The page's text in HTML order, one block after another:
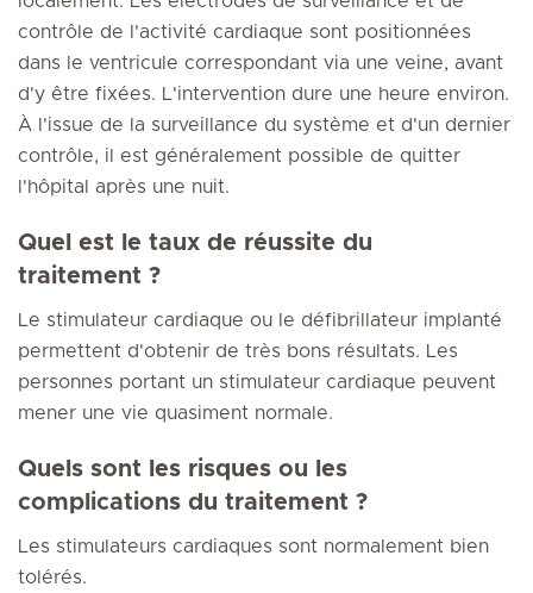
contrôle de l'activité cardiaque sont positionnées
dans le ventricule correspondant via une veine, avant
d'y être fixées. L'intervention dure une heure environ.
À l'issue de la surveillance du système et d'un dernier
contrôle, il est généralement possible de quitter
l'hôpital après une nuit.
Quel est le taux de réussite du
traitement ?
Le stimulateur cardiaque ou le défibrillateur implanté
permettent d'obtenir de très bons résultats. Les
personnes portant un stimulateur cardiaque peuvent
mener une vie quasiment normale.
Quels sont les risques ou les
complications du traitement ?
Les stimulateurs cardiaques sont normalement bien
tolérés.